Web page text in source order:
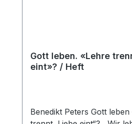
Gott leben. «Lehre
eint»? / Heft
Benedikt Peters Gott leben